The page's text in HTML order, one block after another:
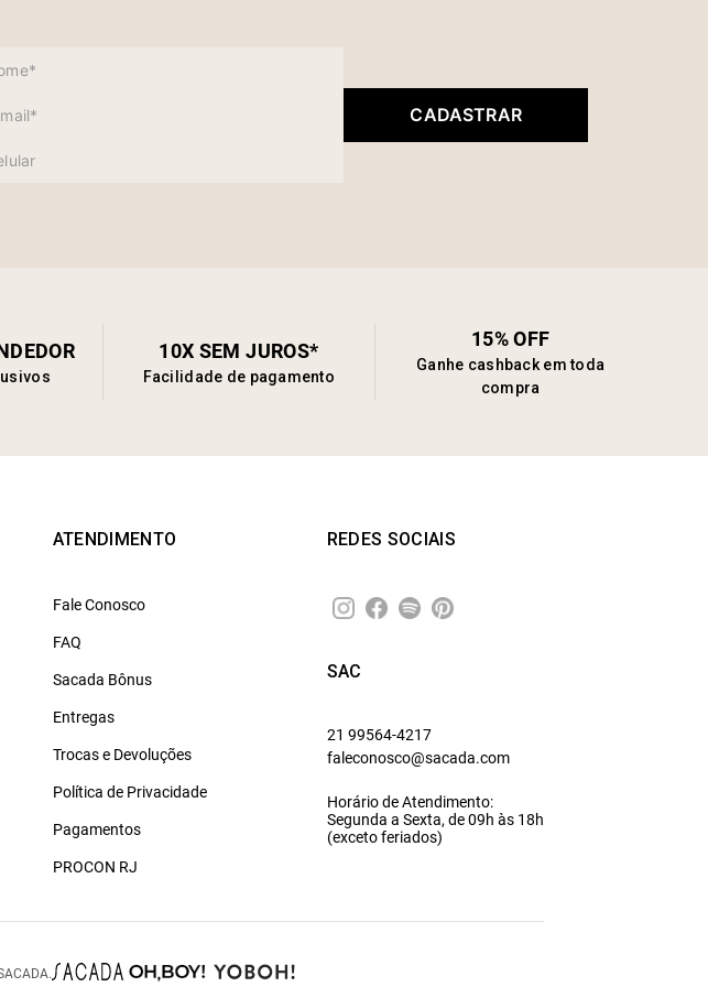
CADASTRAR
10X SEM JUROS*
Facilidade de pagamento
15% OFF
Ganhe cashback em toda
compra
ATENDIMENTO
Fale Conosco
FAQ
Sacada Bônus
Entregas
Trocas e Devoluções
Política de Privacidade
Pagamentos
PROCON RJ
REDES SOCIAIS
SAC
21 99564-4217
faleconosco@sacada.com
Horário de Atendimento:
Segunda a Sexta, de 09h às 18h
(exceto feriados)